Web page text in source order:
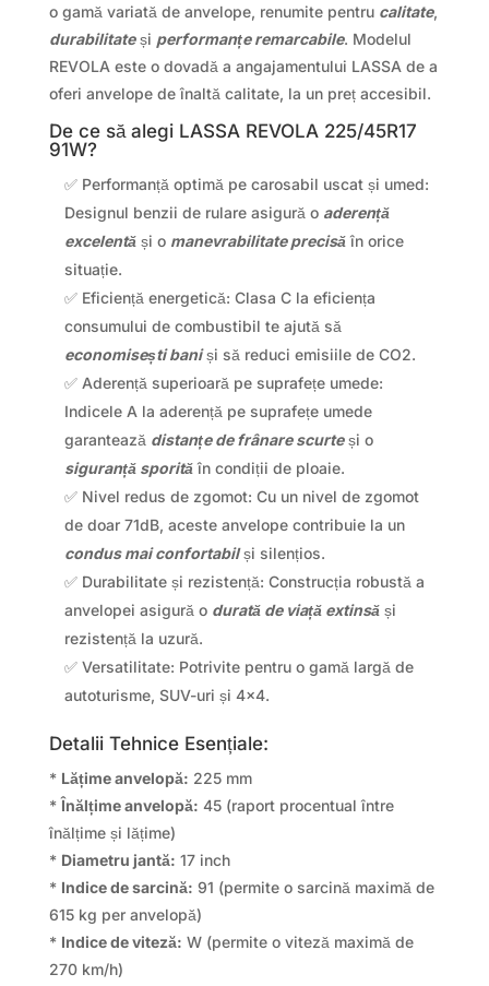
o gamă variată de anvelope, renumite pentru calitate,
durabilitateși performanțe remarcabile. Modelul
REVOLA este o dovadă a angajamentului LASSA de a
oferi anvelope de înaltă calitate, la un preț accesibil.
De ce să alegi LASSA REVOLA 225/45R17
91W?
✅ Performanță optimă pe carosabil uscat și umed:
Designul benzii de rulare asigură o aderență
excelentăși o manevrabilitate precisăîn orice
situație.
✅ Eficiență energetică: Clasa C la eficiența
consumului de combustibil te ajută să
economisești baniși să reduci emisiile de CO2.
✅ Aderență superioară pe suprafețe umede:
Indicele A la aderență pe suprafețe umede
garantează distanțe de frânare scurteși o
siguranță sporităîn condiții de ploaie.
✅ Nivel redus de zgomot: Cu un nivel de zgomot
de doar 71dB, aceste anvelope contribuie la un
condus mai confortabilși silențios.
✅ Durabilitate și rezistență: Construcția robustă a
anvelopei asigură o durată de viață extinsăși
rezistență la uzură.
✅ Versatilitate: Potrivite pentru o gamă largă de
autoturisme, SUV-uri și 4×4.
Detalii Tehnice Esențiale:
* Lățime anvelopă: 225 mm
*Înălțime anvelopă: 45 (raport procentual între
înălțime și lățime)
* Diametru jantă: 17 inch
* Indice de sarcină: 91 (permite o sarcină maximă de
615 kg per anvelopă)
* Indice de viteză: W (permite o viteză maximă de
270 km/h)